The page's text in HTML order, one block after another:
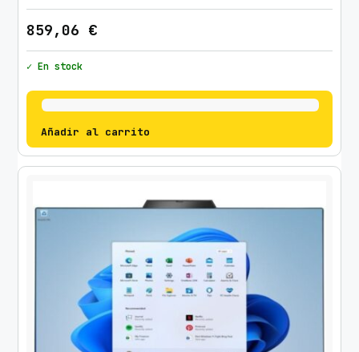
859,06 €
✓ En stock
Añadir al carrito